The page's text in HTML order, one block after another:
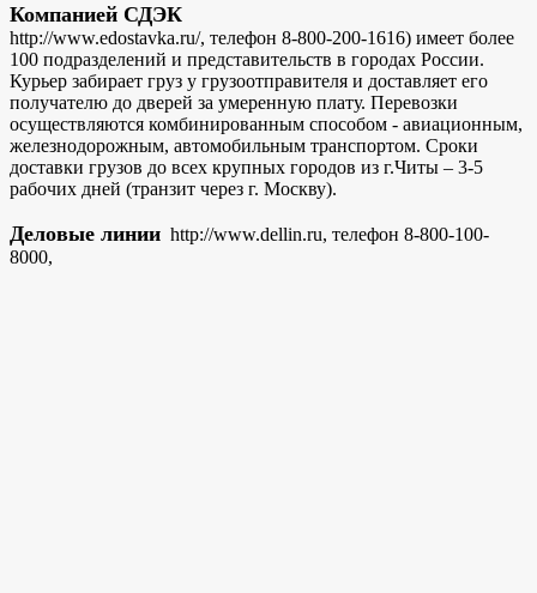
Компанией СДЭК
http://www.edostavka.ru/, телефон 8-800-200-1616) имеет более
100 подразделений и представительств в городах России.
Курьер забирает груз у грузоотправителя и доставляет его
получателю до дверей за умеренную плату. Перевозки
осуществляются комбинированным способом - авиационным,
железнодорожным, автомобильным транспортом. Сроки
доставки грузов до всех крупных городов из г.Читы – 3-5
рабочих дней (транзит через г. Москву).
Деловые линии http://www.dellin.ru, телефон 8-800-100-
8000,